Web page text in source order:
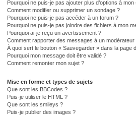
Pourquoi ne puis-je pas ajouter plus d’options à mon
Comment modifier ou supprimer un sondage ?
Pourquoi ne puis-je pas accéder à un forum ?
Pourquoi ne puis-je pas joindre des fichiers à mon
Pourquoi ai-je reçu un avertissement ?
Comment rapporter des messages à un modérateur
À quoi sert le bouton « Sauvegarder » dans la page
Pourquoi mon message doit être validé ?
Comment remonter mon sujet ?
Mise en forme et types de sujets
Que sont les BBCodes ?
Puis-je utiliser le HTML ?
Que sont les smileys ?
Puis-je publier des images ?